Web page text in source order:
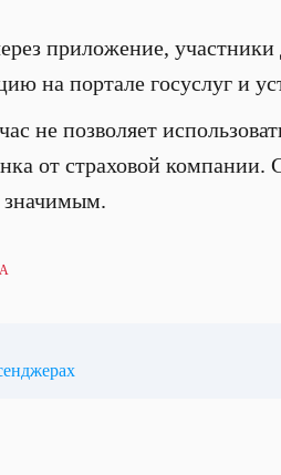
приложение, участники
на портале госуслуг и
не позволяет
от страховой компании.
значимым.